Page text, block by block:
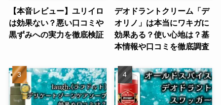
【本音レビュー】ユリイロ
は効果ない？悪い口コミや
黒ずみへの実力を徹底検証
デオドラントクリーム「デ
オリノ」は本当にワキガに
効果ある？使い心地は？基
本情報や口コミを徹底調査